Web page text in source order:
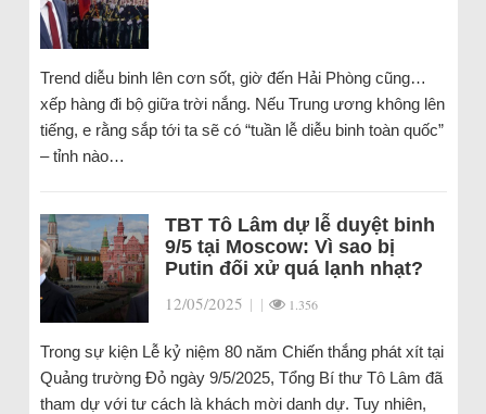
Trend diễu binh lên cơn sốt, giờ đến Hải Phòng cũng…
xếp hàng đi bộ giữa trời nắng. Nếu Trung ương không lên
tiếng, e rằng sắp tới ta sẽ có “tuần lễ diễu binh toàn quốc”
– tỉnh nào…
TBT Tô Lâm dự lễ duyệt binh
9/5 tại Moscow: Vì sao bị
Putin đối xử quá lạnh nhạt?
12/05/2025 | | 1.356
Trong sự kiện Lễ kỷ niệm 80 năm Chiến thắng phát xít tại
Quảng trường Đỏ ngày 9/5/2025, Tổng Bí thư Tô Lâm đã
tham dự với tư cách là khách mời danh dự. Tuy nhiên,